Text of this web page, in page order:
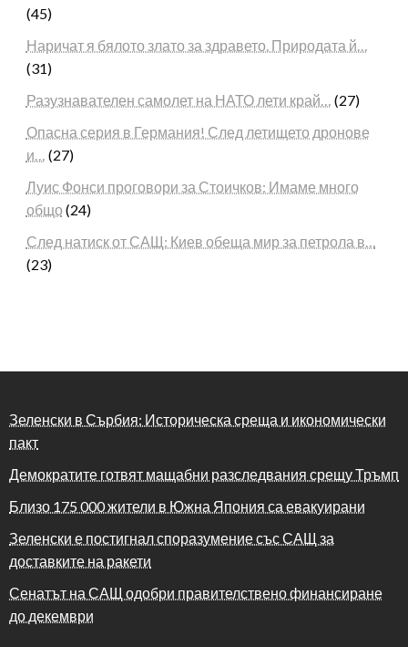
(45)
Наричат я бялото злато за здравето. Природата й…
(31)
Разузнавателен самолет на НАТО лети край… (27)
Опасна серия в Германия! След летището дронове
и… (27)
Луис Фонси проговори за Стоичков: Имаме много
общо (24)
След натиск от САЩ: Киев обеща мир за петрола в…
(23)
Зеленски в Сърбия: Историческа среща и икономически
пакт
Демократите готвят мащабни разследвания срещу Тръмп
Близо 175 000 жители в Южна Япония са евакуирани
Зеленски е постигнал споразумение със САЩ за
доставките на ракети
Сенатът на САЩ одобри правителствено финансиране
до декември